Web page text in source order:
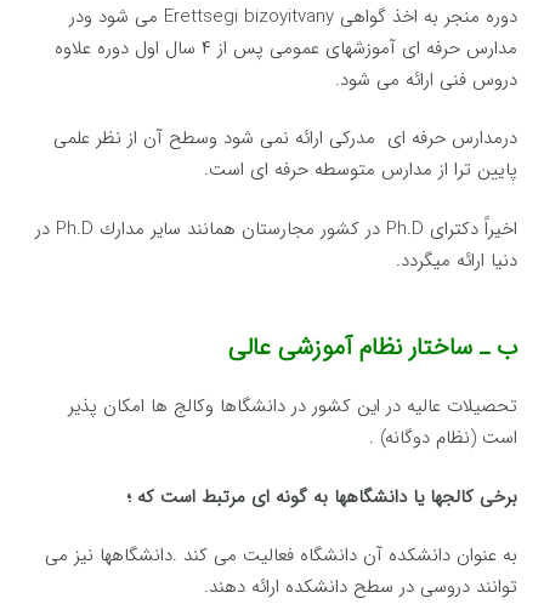
دوره منجر به اخذ گواهی Erettsegi bizoyitvany می شود ودر
مدارس حرفه ای آموزشهای عمومی پس از ۴ سال اول دوره علاوه
دروس فنی ارائه می شود.
درمدارس حرفه ای مدركی ارائه نمی شود وسطح آن از نظر علمی
پایین ترا از مدارس متوسطه حرفه ای است.
اخیراً دكترای Ph.D در كشور مجارستان همانند سایر مدارك Ph.D در
دنیا ارائه میگردد.
ب ـ ساختار نظام آموزشی عالی
تحصیلات عالیه در این كشور در دانشگاها وكالج ها امكان پذیر
است (نظام دوگانه) .
برخی كالجها یا دانشگاهها به گونه ای مرتبط است كه ؛
به عنوان دانشكده آن دانشگاه فعالیت می كند .دانشگاهها نیز می
توانند دروسی در سطح دانشكده ارائه دهند.